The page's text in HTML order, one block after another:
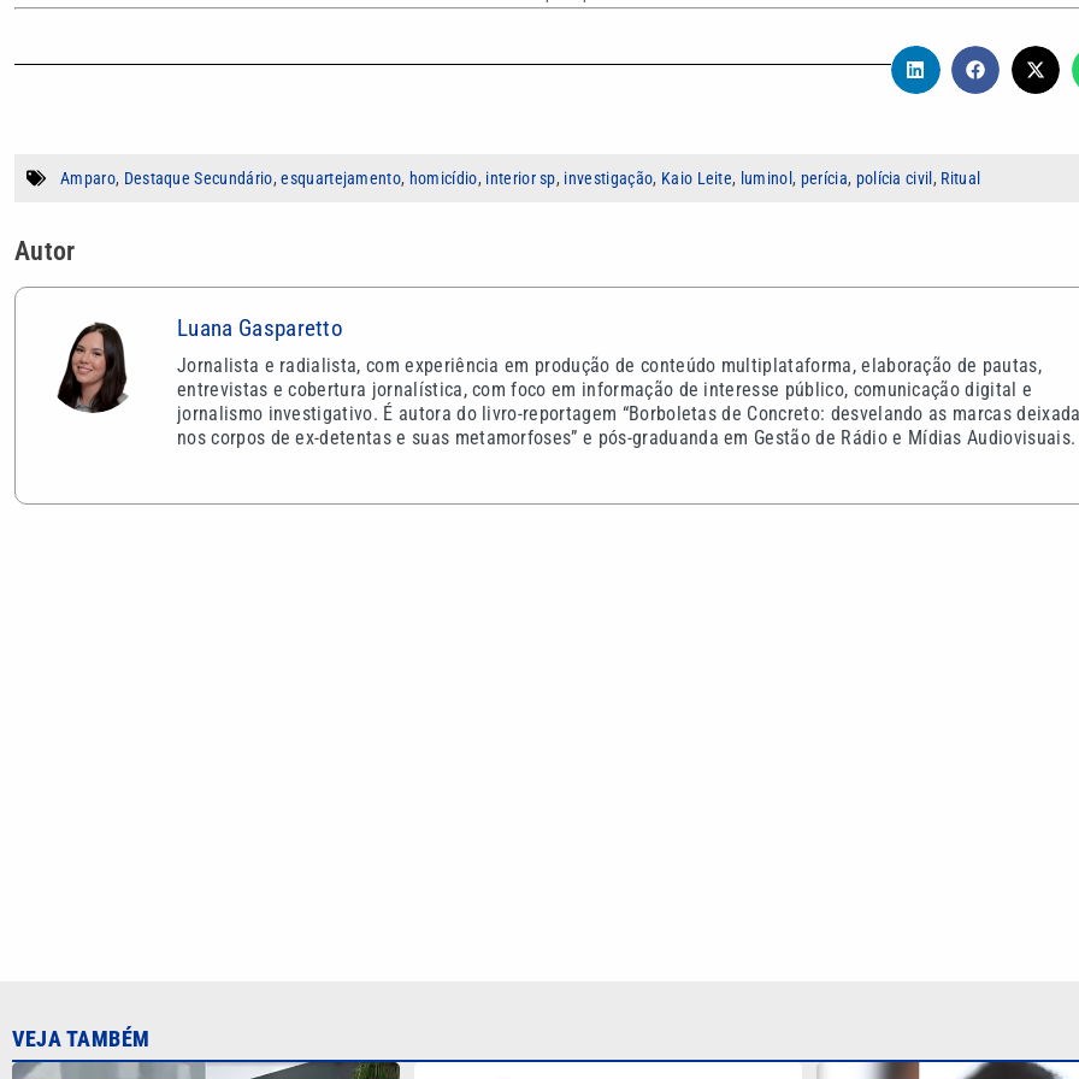
Amparo, Destaque Secundário,esquartejamento, homicídio, interior sp, investigação, Kaio Leite, luminol, perícia, polícia civil , Ritual
Autor
Luana Gasparetto
Jornalista e radialista, com experiência em produção de conteúdo multiplataforma, elaboração de pautas,
entrevistas e cobertura jornalística, com foco em informação de interesse público, comunicação digital e
jornalismo investigativo. É autora do livro-reportagem “Borboletas de Concreto: desvelando as marcas
nos corpos de ex-detentas e suas metamorfoses” e pós-graduanda em Gestão de Rádio e Mídias Audiovisuais.
própria mãe com faca em Praia
Grande; VÍDEO